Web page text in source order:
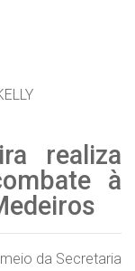
realiza
à
da Secretaria